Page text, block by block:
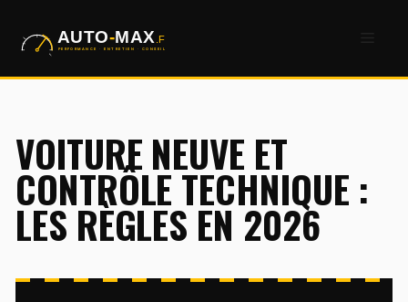
VOITURE NEUVE ET
CONTRÔLE TECHNIQUE :
LES RÈGLES EN 2026